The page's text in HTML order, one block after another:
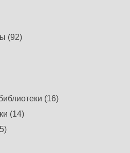
(92)
(16)
(14)